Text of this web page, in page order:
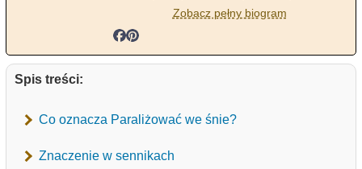
Zobacz pełny biogram
Spis treści:
Co oznacza Paraliżować we śnie?
Znaczenie w sennikach